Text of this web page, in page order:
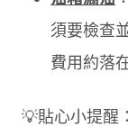
須要檢查
費用約落
💡貼心小提醒